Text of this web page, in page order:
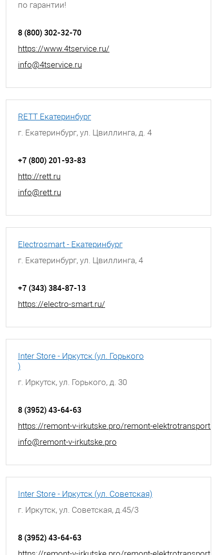
по гарантии!
8 (800) 302-32-70
https://www.4tservice.ru/
info@4tservice.ru
RETT Екатеринбург
г. Екатеринбург, ул. Цвиллинга, д. 4
+7 (800) 201-93-83
http://rett.ru
info@rett.ru
Electrosmart - Екатеринбург
г. Екатеринбург, ул. Цвиллинга, 4
+7 (343) 384-87-13
https://electro-smart.ru/
Inter Store - Иркутск (ул. Горького
)
г. Иркутск, ул. Горького, д. 30
8 (3952) 43-64-63
https://remont-v-irkutske.pro/remont-elektrotransporta
info@remont-v-irkutske.pro
Inter Store - Иркутск (ул. Советская)
г. Иркутск, ул. Советская, д.45/3
8 (3952) 43-64-63